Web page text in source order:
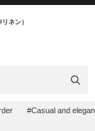
ネン）
#Casual and